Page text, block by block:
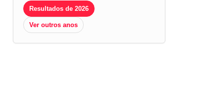
Resultados de 2026
Ver outros anos